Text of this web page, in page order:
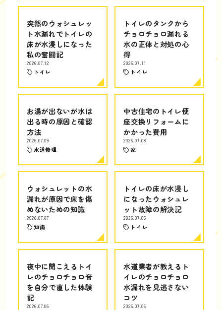
突然のウォシュレッ
ト水漏れでトイレの
床が水浸しになった
私の奮闘記
2026.07.12
トイレ
トイレのタンクから
チョロチョロ漏れる
水の正体と対処の心
得
2026.07.11
トイレ
お湯が出ないが水は
出る時の原因と確認
方法
2026.07.09
水道修理
中古住宅のトイレ便
座交換リフォームに
かかった費用
2026.07.08
家
ウォシュレットの水
漏れが原因で床を傷
めないための知識
2026.07.07
知識
トイレの床が水浸し
になったウォシュレ
ット故障の解決記
2026.07.06
トイレ
夜中に聞こえるトイ
レのチョロチョロ音
を自分で直した体験
記
2026.07.06
水道業者が教えるト
イレのチョロチョロ
水漏れを見逃さない
コツ
2026.07.06